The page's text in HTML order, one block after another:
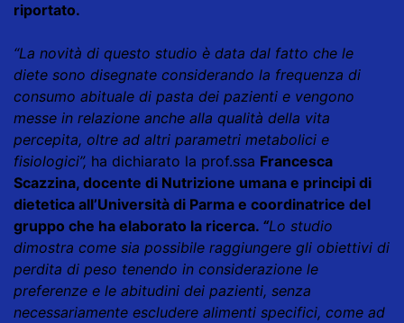
riportato.
“La novità di questo studio è data dal fatto che le
diete sono disegnate considerando la frequenza di
consumo abituale di pasta dei pazienti e vengono
messe in relazione anche alla qualità della vita
percepita, oltre ad altri parametri metabolici e
fisiologici”, ha dichiarato la prof.ssa Francesca
Scazzina, docente di Nutrizione umana e principi di
dietetica all’Università di Parma e coordinatrice del
gruppo che ha elaborato la ricerca. “Lo studio
dimostra come sia possibile raggiungere gli obiettivi di
perdita di peso tenendo in considerazione le
preferenze e le abitudini dei pazienti, senza
necessariamente escludere alimenti specifici, come ad